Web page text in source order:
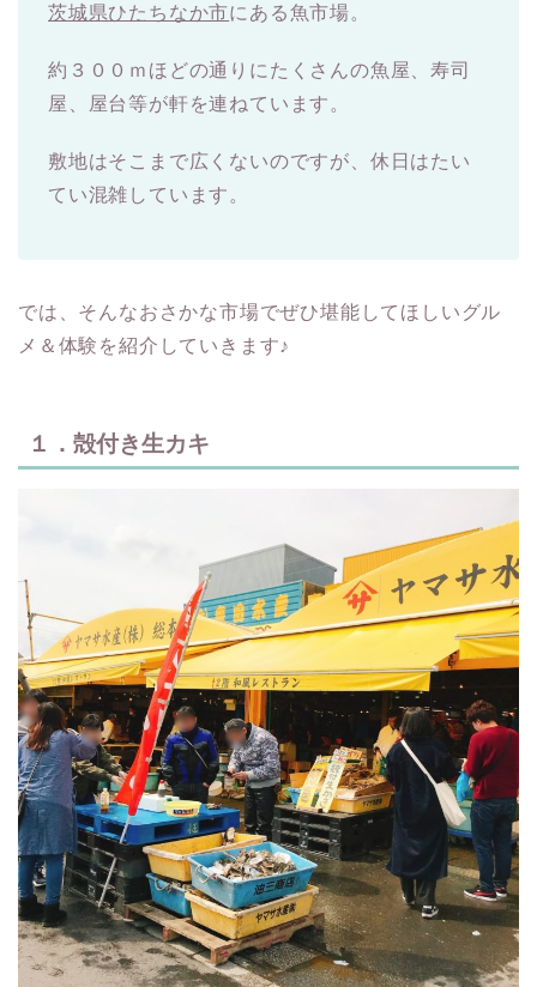
茨城県ひたちなか市にある魚市場。
約３００ｍほどの通りにたくさんの魚屋、寿司
屋、屋台等が軒を連ねています。
敷地はそこまで広くないのですが、休日はたい
てい混雑しています。
では、そんなおさかな市場でぜひ堪能してほしいグル
メ＆体験を紹介していきます♪
１．殻付き生カキ